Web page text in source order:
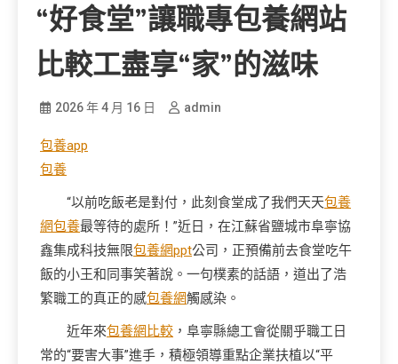
“好食堂”讓職專包養網站
比較工盡享“家”的滋味
2026 年 4 月 16 日 admin
包養app
包養
“以前吃飯老是對付，此刻食堂成了我們天天包養
網包養最等待的處所！”近日，在江蘇省鹽城市阜寧協
鑫集成科技無限包養網ppt公司，正預備前去食堂吃午
飯的小王和同事笑著說。一句樸素的話語，道出了浩
繁職工的真正的感包養網觸感染。
近年來包養網比較 ，阜寧縣總工會從關乎職工日
常的“要害大事”進手，積極領導重點企業扶植以“平